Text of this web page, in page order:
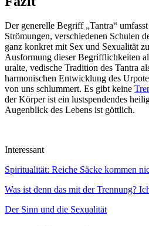
Der generelle Begriff „Tantra“
Strömungen, verschiedenen Schulen
ganz konkret mit Sex und Sexualität
Ausformung dieser Begrifflichkeiten
uralte, vedische Tradition des Tantra
harmonischen Entwicklung des
von uns schlummert. Es gibt keine
der Körper ist ein lustspendendes
Augenblick des Lebens ist göttlich.
Interessant
Spiritualität: Reiche Säcke kommen
Was ist denn das mit der Trennung?
Der Sinn und die Sexualität